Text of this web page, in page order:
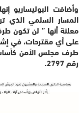
وأضافت البوليساريو
المسار السلمي الذي
معلنة أنها ” لن تكون
على أي مقترحات، في
طرف مجلس الأمن
رقم 2797.